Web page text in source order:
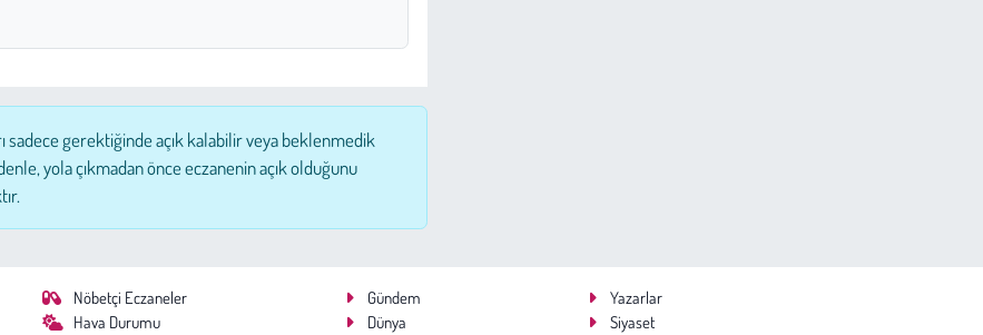
sadece gerektiğinde açık kalabilir veya beklenmedik
yola çıkmadan önce eczanenin açık olduğunu
Nöbetçi Eczaneler
Hava Durumu
Gündem
Yazarlar
Dünya
Siyaset